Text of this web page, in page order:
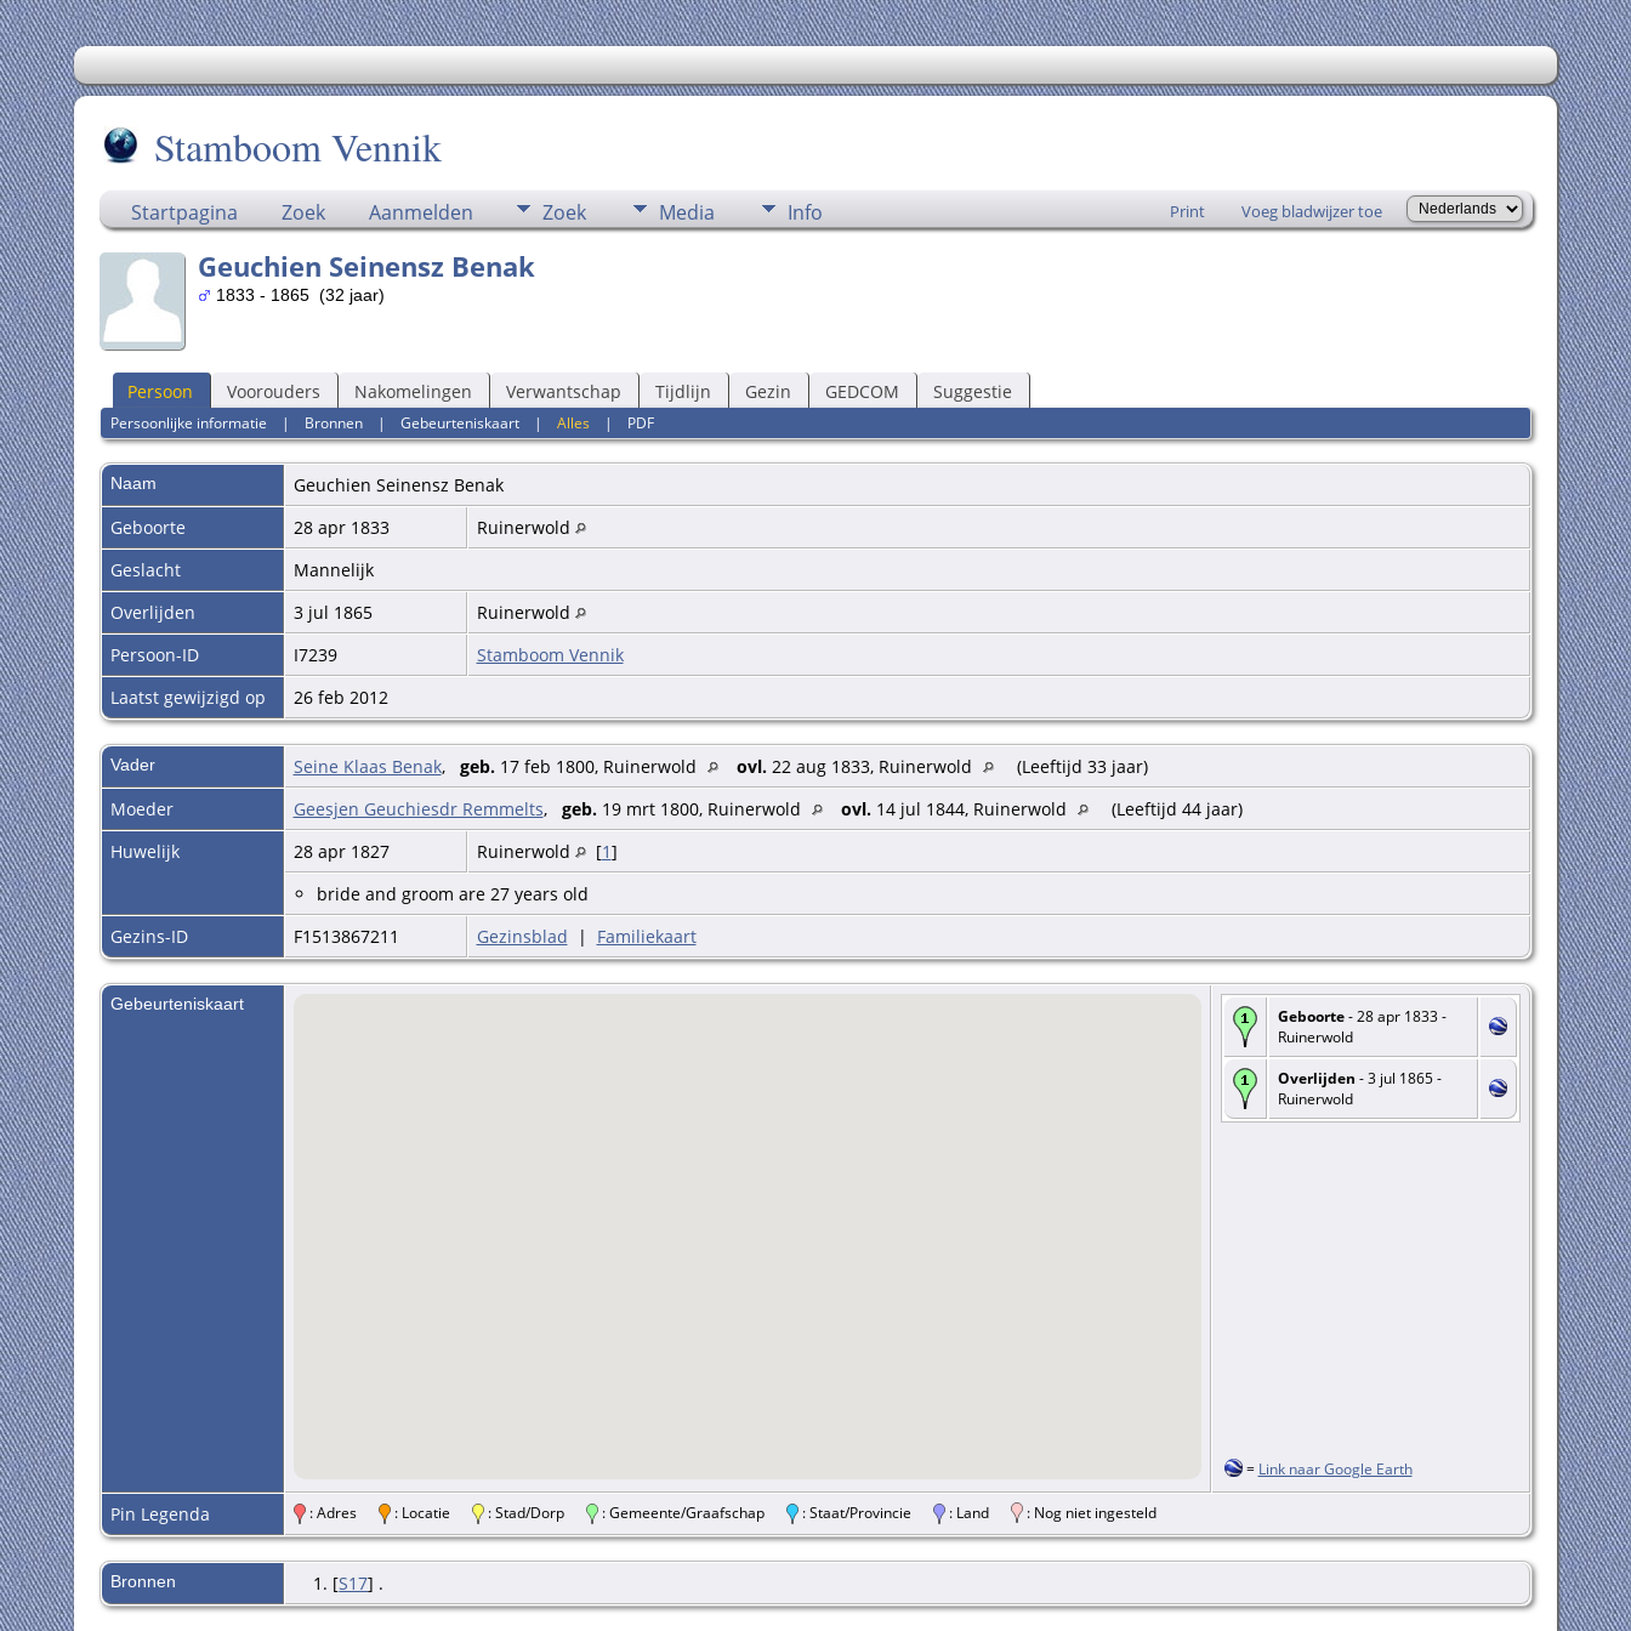
Stamboom Vennik
Startpagina Zoek Aanmelden Zoek Media Info Print Voeg bladwijzer toe
Geuchien Seinensz Benak
1833 - 1865 (32 jaar)
Persoon Voorouders Nakomelingen Verwantschap Tijdlijn Gezin GEDCOM Suggestie
Persoonlijke informatie | Bronnen| Gebeurteniskaart| Alles | PDF
Naam Geuchien Seinensz Benak
Geboorte
28 apr 1833
Ruinerwold
Geslacht
Mannelijk
Overlijden
3 jul 1865
Ruinerwold
Persoon-ID
I7239
Stamboom Vennik
Laatst gewijzigd op
26 feb 2012
Vader Seine Klaas Benak, geb.17 feb 1800, Ruinerwold ovl.22 aug 1833, Ruinerwold
(Leeftijd 33 jaar)
Moeder
Geesjen Geuchiesdr Remmelts, geb.19 mrt 1800, Ruinerwold ovl.14 jul 1844, Ruinerwold
(Leeftijd 44 jaar)
Huwelijk
28 apr 1827 Ruinerwold [1]
bride and groom are 27 years old
Gezins-ID
F1513867211 Gezinsblad | Familiekaart
Gebeurteniskaart
Geboorte- 28 apr 1833 -
Ruinerwold
Overlijden - 3 jul 1865 -
Ruinerwold
= Link naar Google Earth
Pin Legenda : Adres : Locatie : Stad/Dorp : Gemeente/Graafschap : Staat/Provincie : Land : Nog niet ingesteld
Bronnen [S17] .